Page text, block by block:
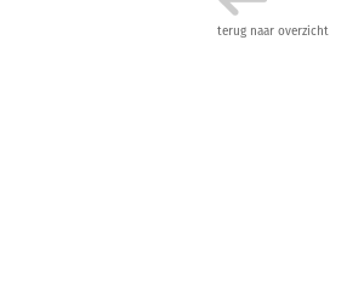
terug naar overzicht